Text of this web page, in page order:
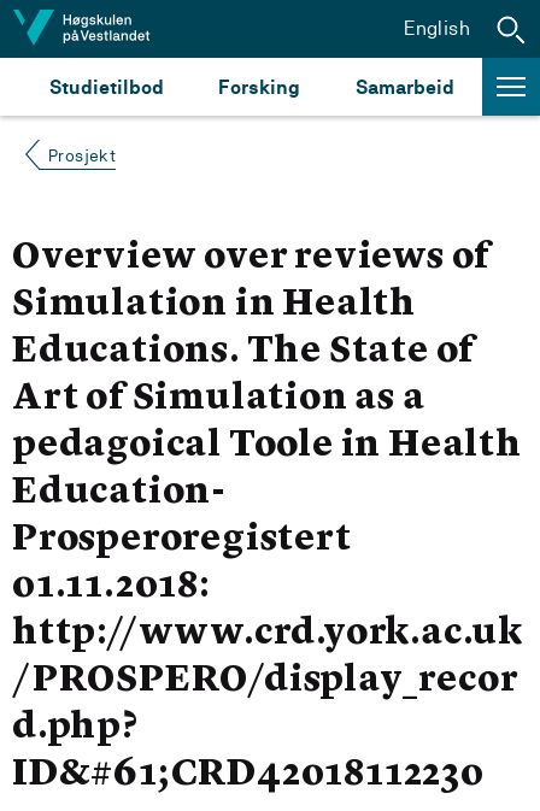
Hopp til innhald
Studietilbod Forsking Samarbeid
English
Prosjekt
Overview over reviews of
Simulation in Health
Educations. The State of
Art of Simulation as a
pedagoical Toole in Health
Education-
Prosperoregistert
01.11.2018:
http://www.crd.york.ac.uk
/PROSPERO/display_recor
d.php?
ID&#61;CRD42018112230